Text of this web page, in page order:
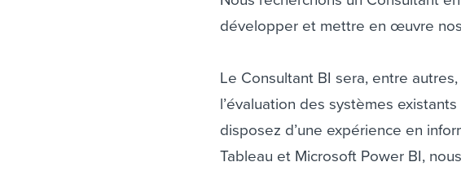
développer et mettre en œuvre
Le Consultant BI sera, entre
l’évaluation des systèmes
disposez d’une expérience en
Tableau et Microsoft Power BI,